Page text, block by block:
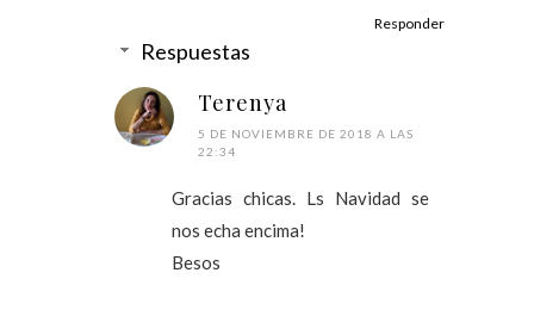
Responder
Respuestas
Terenya
5 DE NOVIEMBRE DE 2018 A LAS
22:34
Gracias chicas. Ls Navidad se
nos echa encima!
Besos